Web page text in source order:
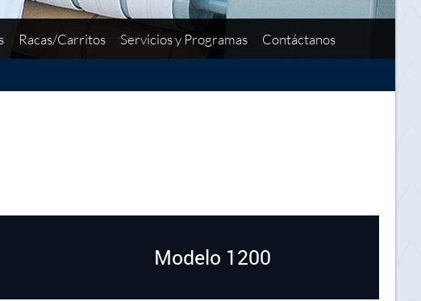
Racas/Carritos Servicios y Programas Contáctanos
Modelo 1200